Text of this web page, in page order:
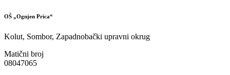
OŠ „Ognjen Prica“
Kolut, Sombor, Zapadnobački upravni okrug
Matični broj
08047065